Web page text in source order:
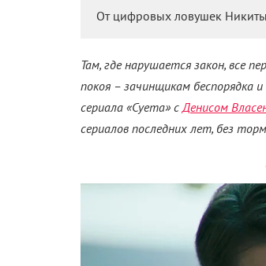
От цифровых ловушек
Там, где нарушается закон, все
покоя – зачинщикам беспорядка
сериала «Суета» сДенисом
сериалов последних лет, без